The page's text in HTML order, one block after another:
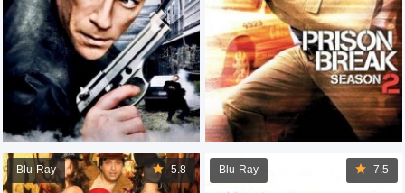
7.5
Blu-Ray
5.8
Blu-Ray